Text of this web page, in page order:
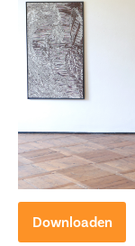
Downloaden